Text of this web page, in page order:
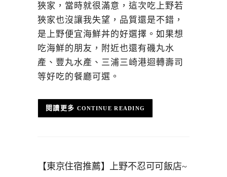
狹家，當時就很滿意，這次吃上野若
狹家也沒讓我失望，品質還是不錯，
是上野便宜海鮮丼的好選擇。如果想
吃海鮮的朋友，附近也還有磯丸水
產、豐丸水產、三浦三崎港迴轉壽司
等好吃的餐廳可選。
CONTINUE READING
【東京住宿推薦】上野不忍可可飯店~